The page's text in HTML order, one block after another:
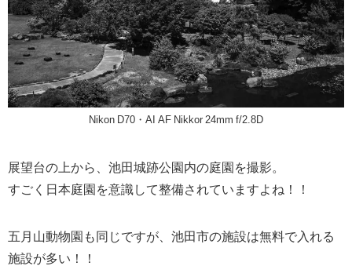
Nikon D70・AI AF Nikkor 24mm f/2.8D
展望台の上から、池田城跡公園内の庭園を撮影。
すごく日本庭園を意識して整備されていますよね！！
五月山動物園も同じですが、池田市の施設は無料で入れる
施設が多い！！